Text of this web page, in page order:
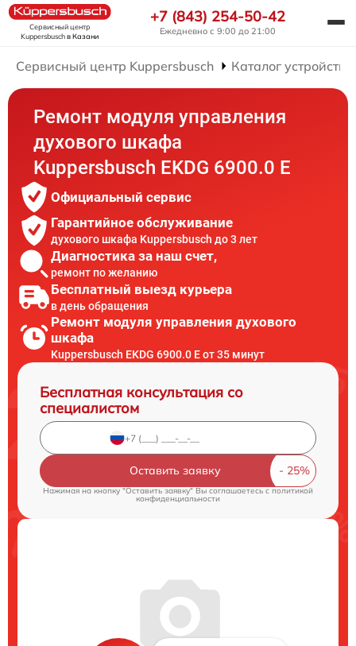
Сервисный центр
Kuppersbuschв Казани
+7 (843) 254-50-42
Ежедневно с 9:00 до 21:00
Сервисный центр Kuppersbusch Каталог устройств
Ремонт модуля управления
духового шкафа
Kuppersbusch EKDG 6900.0 E
Официальный сервис
Гарантийное обслуживание
духового шкафа Kuppersbusch до 3 лет
Диагностика за наш счет,
ремонт по желанию
Бесплатный выезд курьера
в день обращения
Ремонт модуля управления духового
шкафа
Kuppersbusch EKDG 6900.0 E от 35 минут
Бесплатная консультация со
специалистом
Оставить заявку
Нажимая на кнопку "Оставить заявку" Вы соглашаетесь c политикой
конфиденциальности